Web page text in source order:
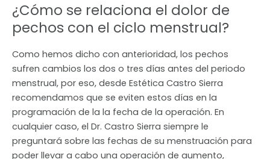
¿Cómo se relaciona el dolor de
pechos con el ciclo menstrual?
Como hemos dicho con anterioridad, los pechos
sufren cambios los dos o tres días antes del periodo
menstrual, por eso, desde Estética Castro Sierra
recomendamos que se eviten estos días en la
programación de la la fecha de la operación. En
cualquier caso, el Dr. Castro Sierra siempre le
preguntará sobre las fechas de su menstruación para
poder llevar a cabo una operación de aumento,